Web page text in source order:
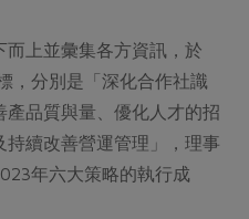
織品
圖書禮品
上並彙集各方資訊，於
，分別是「深化合作社識
產品質與量、優化人才的招
續改善營運管理」，理事
年六大策略的執行成